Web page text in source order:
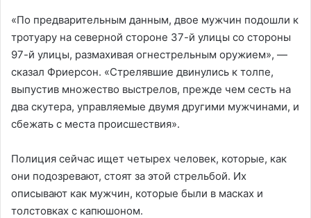
«По предварительным данным, двое мужчин подошли к
тротуару на северной стороне 37-й улицы со стороны
97-й улицы, размахивая огнестрельным оружием», —
сказал Фриерсон. «Стрелявшие двинулись к толпе,
выпустив множество выстрелов, прежде чем сесть на
два скутера, управляемые двумя другими мужчинами, и
сбежать с места происшествия».
Полиция сейчас ищет четырех человек, которые, как
они подозревают, стоят за этой стрельбой. Их
описывают как мужчин, которые были в масках и
толстовках с капюшоном.